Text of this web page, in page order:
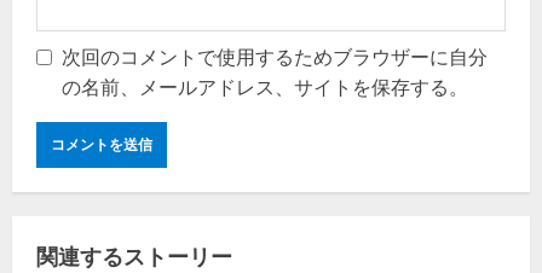
次回のコメントで使用するためブラウザーに自分
の名前、メールアドレス、サイトを保存する。
関連するストーリー